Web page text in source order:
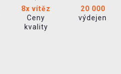
8x vítěz
Ceny
kvality
20 000
výdejen